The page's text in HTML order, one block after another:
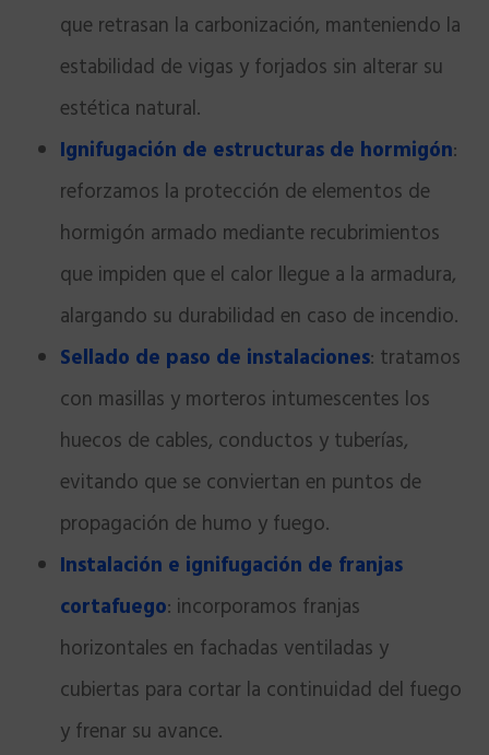
que retrasan la carbonización, manteniendo la
estabilidad de vigas y forjados sin alterar su
estética natural.
Ignifugación de estructuras de hormigón:
reforzamos la protección de elementos de
hormigón armado mediante recubrimientos
que impiden que el calor llegue a la armadura,
alargando su durabilidad en caso de incendio.
Sellado de paso de instalaciones: tratamos
con masillas y morteros intumescentes los
huecos de cables, conductos y tuberías,
evitando que se conviertan en puntos de
propagación de humo y fuego.
Instalación e ignifugación de franjas
cortafuego: incorporamos franjas
horizontales en fachadas ventiladas y
cubiertas para cortar la continuidad del fuego
y frenar su avance.